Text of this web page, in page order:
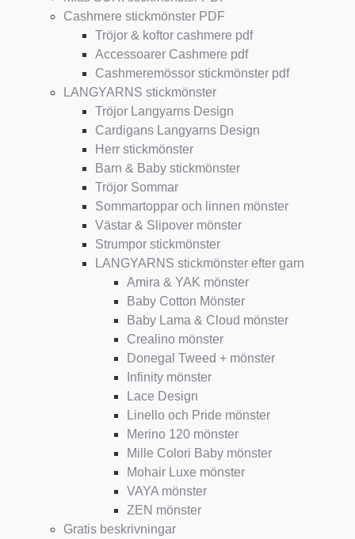
Cashmere stickmönster PDF
Tröjor & koftor cashmere pdf
Accessoarer Cashmere pdf
Cashmeremössor stickmönster pdf
LANGYARNS stickmönster
Tröjor Langyarns Design
Cardigans Langyarns Design
Herr stickmönster
Barn & Baby stickmönster
Tröjor Sommar
Sommartoppar och linnen mönster
Västar & Slipover mönster
Strumpor stickmönster
LANGYARNS stickmönster efter garn
Amira & YAK mönster
Baby Cotton Mönster
Baby Lama & Cloud mönster
Crealino mönster
Donegal Tweed + mönster
Infinity mönster
Lace Design
Linello och Pride mönster
Merino 120 mönster
Mille Colori Baby mönster
Mohair Luxe mönster
VAYA mönster
ZEN mönster
Gratis beskrivningar